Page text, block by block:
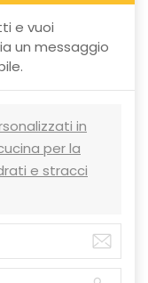
e vuoi
un messaggio
in
per la
e stracci